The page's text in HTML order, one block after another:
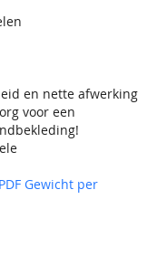
en nette afwerking
voor een
Gewicht per